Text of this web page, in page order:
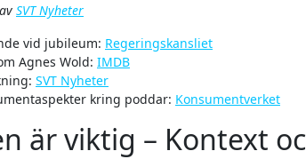
SVT Nyheter
vid jubileum: Regeringskansliet
Agnes Wold: IMDB
SVT Nyheter
kring poddar: Konsumentverket
är viktig – Kontext